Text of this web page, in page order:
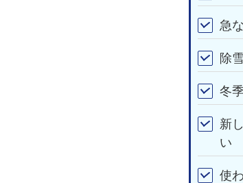
急
除
冬
新
い
使